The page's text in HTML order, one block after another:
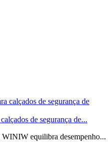
de segurança de...
equilibra desempenho...